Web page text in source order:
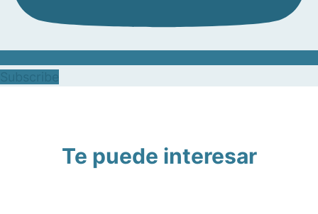
Te puede interesar